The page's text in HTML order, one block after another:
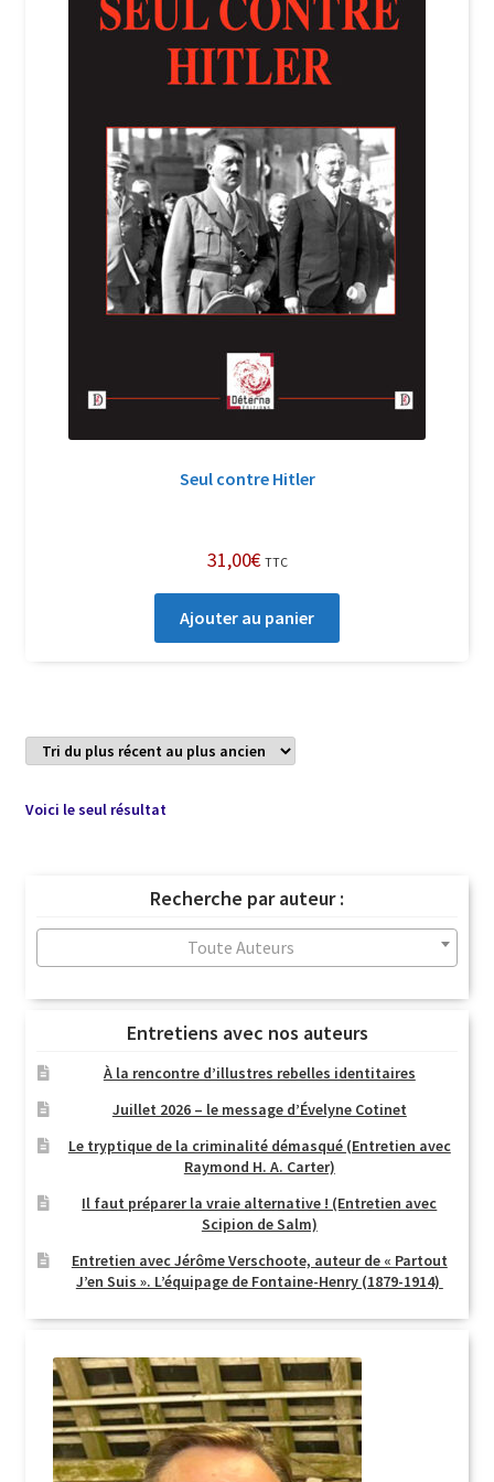
Login Customizer
Politique de confidentialité et cookies
Qui sommes-nous ?
Soutien à Philippe Randa
Suivi de la Commande
Seul contre Hitler
31,00€ TTC
Ajouter au panier
Voici le seul résultat
Recherche par auteur :
Toute Auteurs
Entretiens avec nos auteurs
À la rencontre d’illustres rebelles identitaires
Juillet 2026 – le message d’Évelyne Cotinet
Le tryptique de la criminalité démasqué (Entretien avec
Raymond H. A. Carter)
Il faut préparer la vraie alternative ! (Entretien avec
Scipion de Salm)
Entretien avec Jérôme Verschoote, auteur de « Partout
J’en Suis ». L’équipage de Fontaine-Henry (1879-1914)